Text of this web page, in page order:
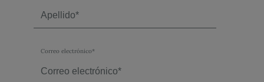
Correo electrónico*